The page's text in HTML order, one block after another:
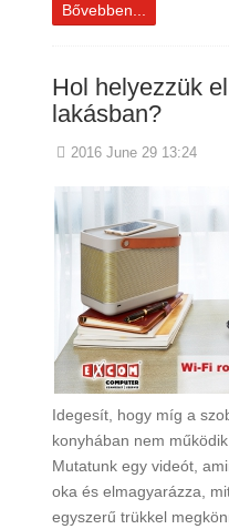
Bővebben...
Hol helyezzük
lakásban?
2016 June 29 13:24
Idegesít, hogy míg a
konyhában nem
Mutatunk egy videót,
oka és elmagyarázza,
egyszerű trükkel